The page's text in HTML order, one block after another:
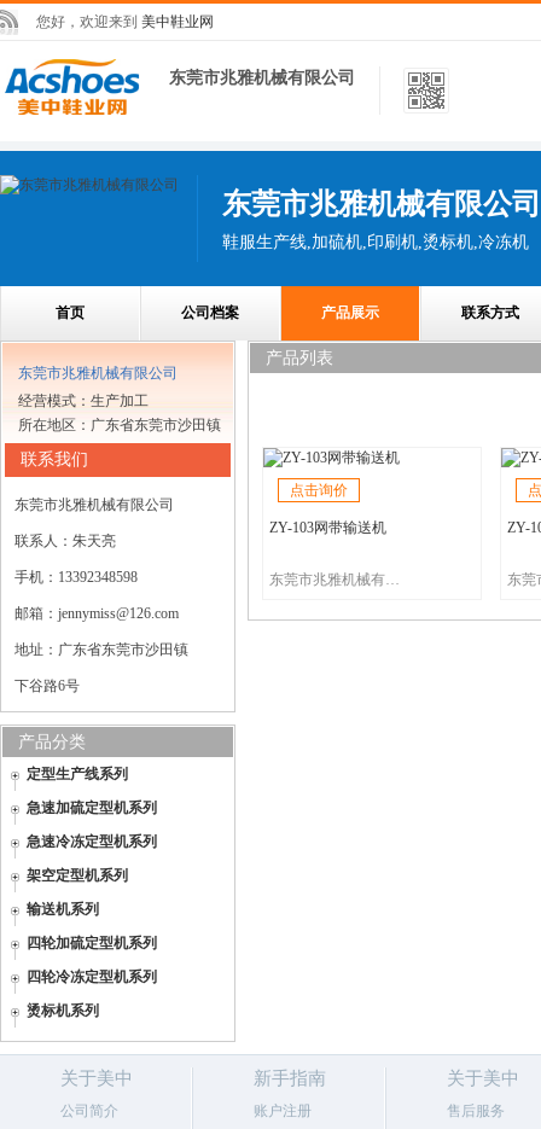
您好，欢迎来到 美中鞋业网
东莞市兆雅机械有限公司
东莞市兆雅机械有限公司
鞋服生产线,加硫机,印刷机,烫标机,冷冻机
首页 公司档案 产品展示 联系方式
东莞市兆雅机械有限公司
经营模式：生产加工
所在地区：广东省东莞市沙田镇
联系我们
东莞市兆雅机械有限公司
联系人：朱天亮
手机：13392348598
邮箱：jennymiss@126.com
地址：广东省东莞市沙田镇
下谷路6号
产品分类
定型生产线系列
急速加硫定型机系列
急速冷冻定型机系列
架空定型机系列
输送机系列
四轮加硫定型机系列
四轮冷冻定型机系列
烫标机系列
产品列表
点击询价
ZY-103网带输送机
东莞市兆雅机械有限公司
ZY-
关于美中
公司简介
新手指南
账户注册
关于美中
售后服务